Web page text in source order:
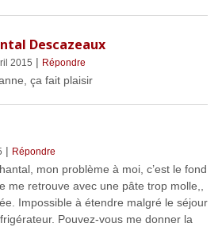
Descazeaux
2015 | Répondre
ça fait plaisir
| Répondre
mon problème à moi, c’est le fond
me retrouve avec une pâte trop molle,,
Impossible à étendre malgré le séjour
Pouvez-vous me donner la